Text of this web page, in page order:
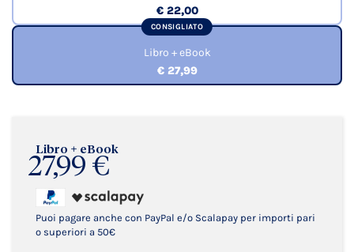
Libro + eBook
27,99 €
Puoi pagare anche con PayPal e/o Scalapay per importi pari
o superiori a 50€
€ 22,00
CONSIGLIATO
Libro + eBook
€ 27,99